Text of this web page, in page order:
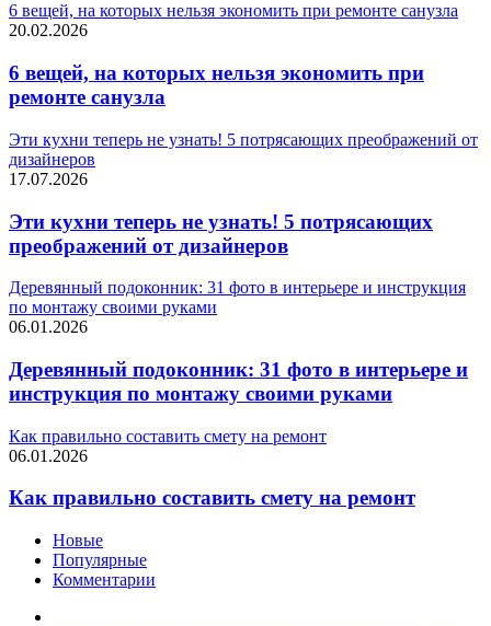
6 вещей, на которых нельзя экономить при ремонте санузла
20.02.2026
6 вещей, на которых нельзя экономить при
ремонте санузла
Эти кухни теперь не узнать! 5 потрясающих преображений от
дизайнеров
17.07.2026
Эти кухни теперь не узнать! 5 потрясающих
преображений от дизайнеров
Деревянный подоконник: 31 фото в интерьере и инструкция
по монтажу своими руками
06.01.2026
Деревянный подоконник: 31 фото в интерьере и
инструкция по монтажу своими руками
Как правильно составить смету на ремонт
06.01.2026
Как правильно составить смету на ремонт
Новые
Популярные
Комментарии